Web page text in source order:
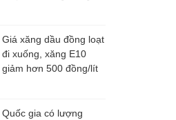
Giá xăng dầu đồng loạt
đi xuống, xăng E10
giảm hơn 500 đồng/lít
Quốc gia có lượng